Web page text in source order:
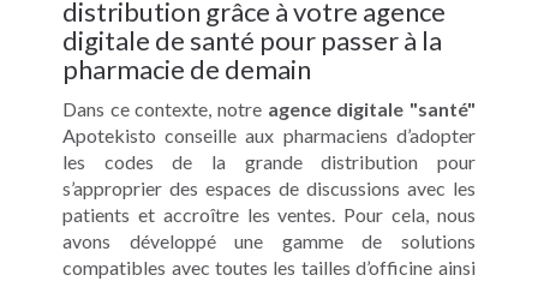
distribution grâce à votre agence
digitale de santé pour passer à la
pharmacie de demain
Dans ce contexte, notre agence digitale "santé"
Apotekisto conseille aux pharmaciens d’adopter
les codes de la grande distribution pour
s’approprier des espaces de discussions avec les
patients et accroître les ventes. Pour cela, nous
avons développé une gamme de solutions
compatibles avec toutes les tailles d’officine ainsi